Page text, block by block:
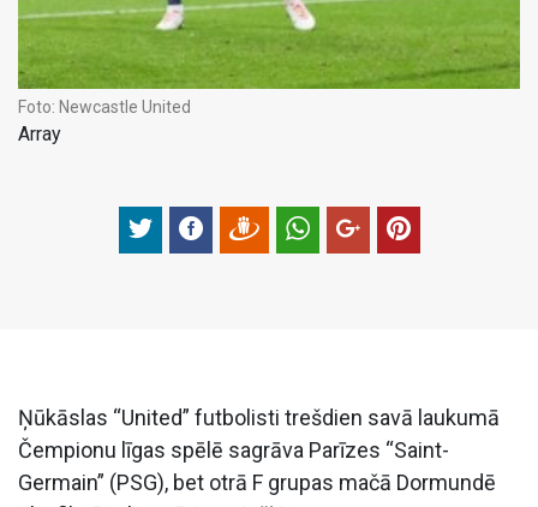
Foto: Newcastle United
Array
Ņūkāslas “United” futbolisti trešdien savā laukumā
Čempionu līgas spēlē sagrāva Parīzes “Saint-
Germain” (PSG), bet otrā F grupas mačā Dormundē